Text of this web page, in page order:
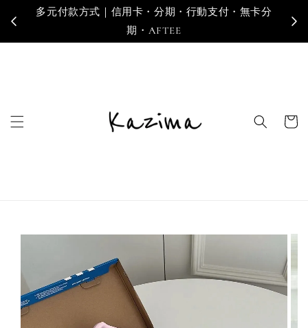
多元付款方式｜信用卡・分期・行動支付・無卡分
期・AFTEE
寄